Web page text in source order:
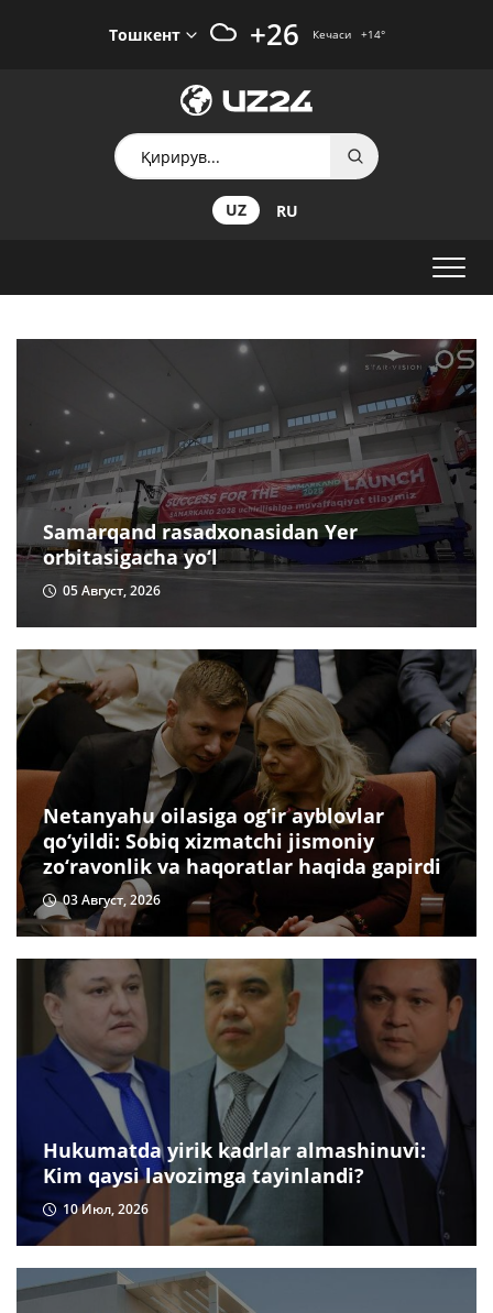
Тошкент +26 Кечаси +14°
UZ RU
Samarqand rasadxonasidan Yer
orbitasigacha yo‘l
05 Август, 2026
Netanyahu oilasiga og‘ir ayblovlar
qo‘yildi: Sobiq xizmatchi jismoniy
zo‘ravonlik va haqoratlar haqida gapirdi
03 Август, 2026
Hukumatda yirik kadrlar almashinuvi:
Kim qaysi lavozimga tayinlandi?
10 Июл, 2026